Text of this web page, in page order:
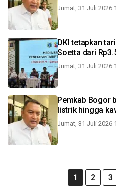
Jumat, 31 Juli 2026
DKI tetapkan
Soetta dari
Jumat, 31 Juli 2026
Pemkab Bogor
listrik hingga
Jumat, 31 Juli 2026
1 2 3